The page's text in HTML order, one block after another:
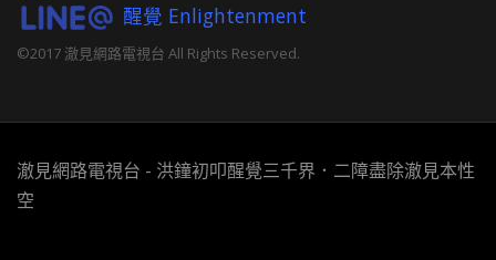
醒覺 Enlightenment
©2017 澈見網路電視台 All Rights Reserved.
澈見網路電視台 - 洪鐘初叩醒覺三千界．二障盡除澈見本性
空